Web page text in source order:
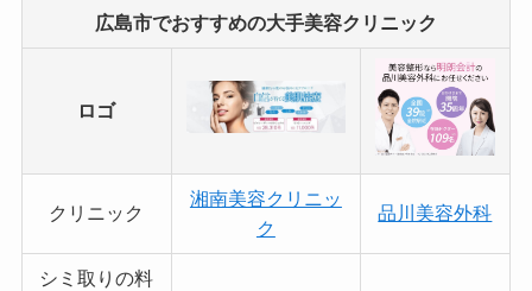
広島市でおすすめの大手美容クリニック
ロゴ
クリニック
湘南美容クリニッ
ク
品川美容外科
シミ取りの料